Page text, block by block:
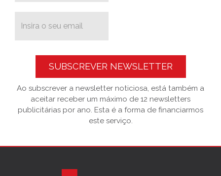
SUBSCREVER NEWSLETTER
Ao subscrever a newsletter noticiosa, está também a
aceitar receber um máximo de 12 newsletters
publicitárias por ano. Esta é a forma de financiarmos
este serviço.